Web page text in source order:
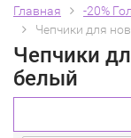
Главная -20%
Чепчики для
Чепчики
белый